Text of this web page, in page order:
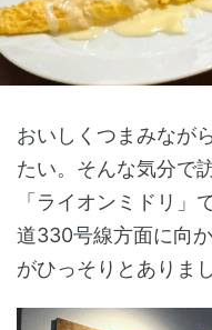
おいしくつまみなが
たい。そんな気分で
「ライオンミドリ」
道330号線方面に向
がひっそりとありまし